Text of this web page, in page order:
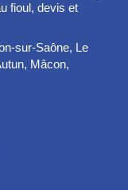
fioul, devis et
sur-Saône, Le
Mâcon,